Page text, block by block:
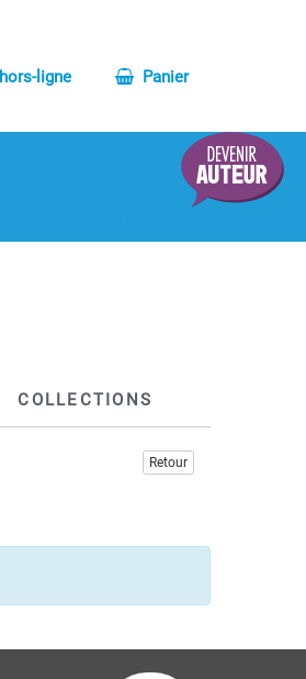
ligne Panier
COLLECTIONS
Retour